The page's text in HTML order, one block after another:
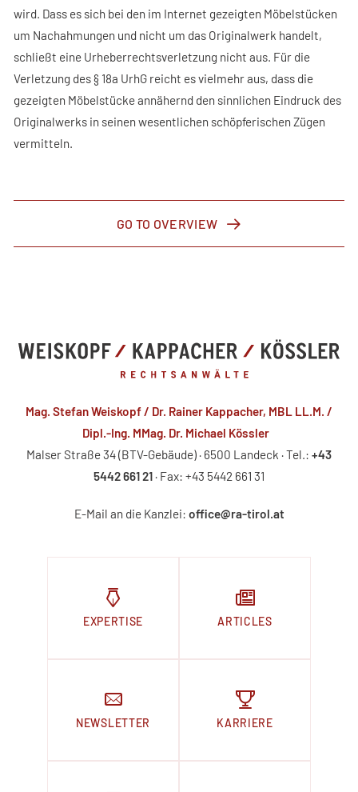
wird. Dass es sich bei den im Internet gezeigten Möbelstücken
um Nachahmungen und nicht um das Originalwerk handelt,
schließt eine Urheberrechtsverletzung nicht aus. Für die
Verletzung des § 18a UrhG reicht es vielmehr aus, dass die
gezeigten Möbelstücke annähernd den sinnlichen Eindruck des
Originalwerks in seinen wesentlichen schöpferischen Zügen
vermitteln.
GO TO OVERVIEW
Mag. Stefan Weiskopf / Dr. Rainer Kappacher, MBL LL.M. /
Dipl.-Ing. MMag. Dr. Michael Kössler
Malser Straße 34 (BTV-Gebäude) · 6500 Landeck · Tel.: +43
5442 661 21 · Fax: +43 5442 661 31
E-Mail an die Kanzlei: office@ra-tirol.at
EXPERTISE ARTICLES
NEWSLETTER KARRIERE